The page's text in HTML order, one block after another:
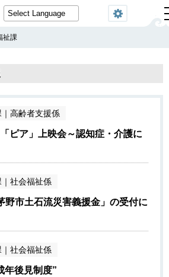
閲覧
祉課
｜ 高齢者支援係
ピア」上映会～認知症・介護に
｜ 社会福祉係
野市土石流災害義援金」の受付に
｜ 社会福祉係
年後見制度”